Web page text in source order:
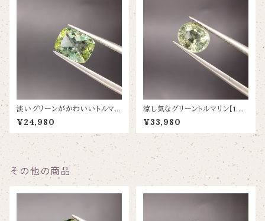
淡いグリーンがかわいいトルマリ
ン【1.195ct/6.1×8】
¥24,980
涼し気なグリーントルマリン【1.58
ct/7.6×6.4】
¥33,980
その他の商品